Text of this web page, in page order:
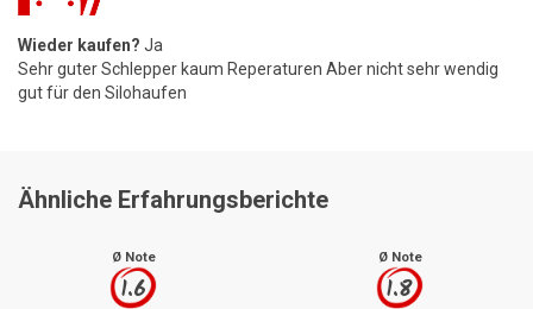
Wieder kaufen? Ja
Sehr guter Schlepper kaum Reperaturen Aber nicht sehr wendig
gut für den Silohaufen
Ähnliche Erfahrungsberichte
Ø Note
1.6
Ø Note
1.8